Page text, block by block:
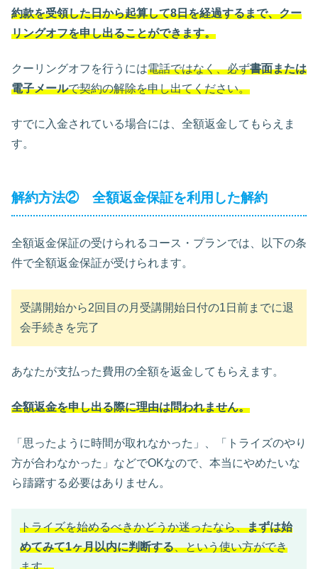
約款を受領した日から起算して8日を経過するまで、クー
リングオフを申し出ることができます。
クーリングオフを行うには電話ではなく、必ず書面または
電子メールで契約の解除を申し出てください。
すでに入金されている場合には、全額返金してもらえま
す。
解約方法② 全額返金保証を利用した解約
全額返金保証の受けられるコース・プランでは、以下の条
件で全額返金保証が受けられます。
受講開始から2回目の月受講開始日付の1日前までに退
会手続きを完了
あなたが支払った費用の全額を返金してもらえます。
全額返金を申し出る際に理由は問われません。
「思ったように時間が取れなかった」、「トライズのやり
方が合わなかった」などでOKなので、本当にやめたいな
ら躊躇する必要はありません。
トライズを始めるべきかどうか迷ったなら、まずは始
めてみて1ヶ月以内に判断する、という使い方ができ
ます。